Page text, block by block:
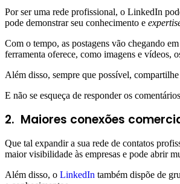
Por ser uma rede profissional, o LinkedIn
pode demonstrar seu conhecimento e
Com o tempo, as postagens vão chegando
ferramenta oferece, como imagens e vídeos,
Além disso, sempre que possível, compartilhe
E não se esqueça de responder os
2. Maiores conexões
Que tal expandir a sua rede de contatos
maior visibilidade às empresas e pode abrir
Além disso, o LinkedIn também dispõe de